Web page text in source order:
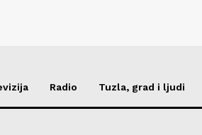
Radio Tuzla, grad i ljudi